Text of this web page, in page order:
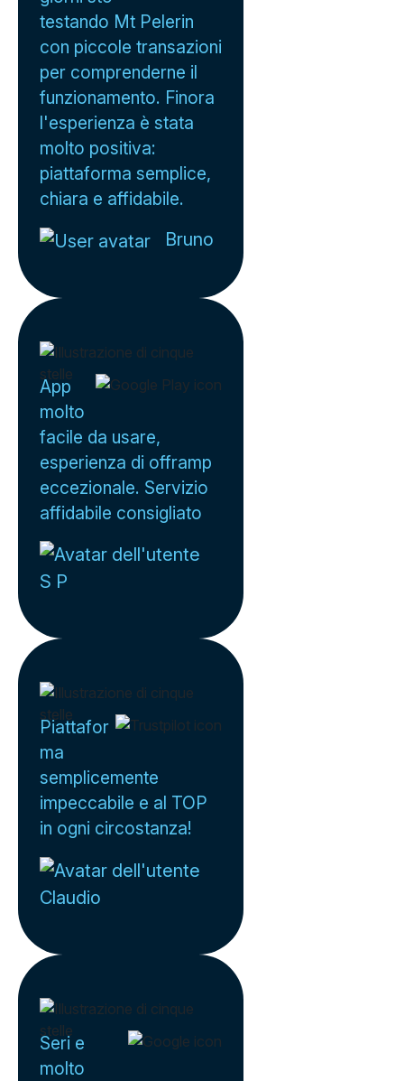
testando Mt Pelerin
con piccole transazioni
per comprenderne il
funzionamento. Finora
l'esperienza è stata
molto positiva:
piattaforma semplice,
chiara e affidabile.
Bruno
App
molto
facile da usare,
esperienza di offramp
eccezionale. Servizio
affidabile consigliato
S P
Piattafor
ma
semplicemente
impeccabile e al TOP
in ogni circostanza!
Claudio
Seri e
molto